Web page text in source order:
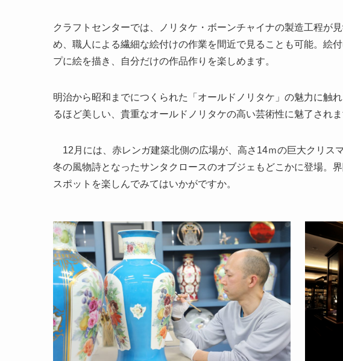
クラフトセンターでは、ノリタケ・ボーンチャイナの製造工程が
め、職人による繊細な絵付けの作業を間近で見ることも可能。絵
プに絵を描き、自分だけの作品作りを楽しめます。
明治から昭和までにつくられた「オールドノリタケ」の魅力に触
るほど美しい、貴重なオールドノリタケの高い芸術性に魅了されま
12月には、赤レンガ建築北側の広場が、高さ14ｍの巨大クリス
冬の風物詩となったサンタクロースのオブジェもどこかに登場。
スポットを楽しんでみてはいかがですか。